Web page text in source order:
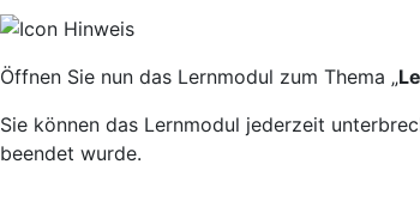
Öffnen Sie nun das Lernmodul zum Thema „
Sie können das Lernmodul jederzeit
beendet wurde.